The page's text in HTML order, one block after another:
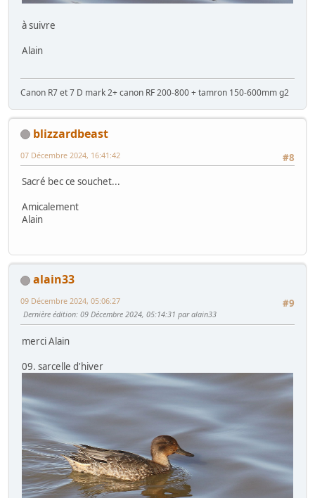
à suivre
Alain
Canon R7 et 7 D mark 2+ canon RF 200-800 + tamron 150-600mm g2
blizzardbeast
#8
07 Décembre 2024, 16:41:42
Sacré bec ce souchet...
Amicalement
Alain
alain33
#9
09 Décembre 2024, 05:06:27
Dernière édition: 09 Décembre 2024, 05:14:31 par alain33
merci Alain
09. sarcelle d'hiver